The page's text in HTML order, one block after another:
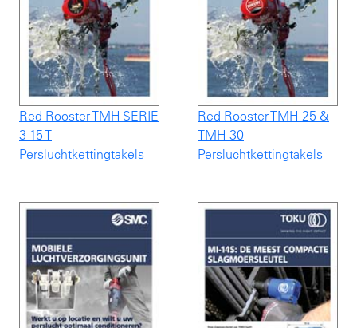
Red Rooster TMH SERIE
3-15 T
Persluchtkettingtakels
Red Rooster TMH-25 &
TMH-30
Persluchtkettingtakels